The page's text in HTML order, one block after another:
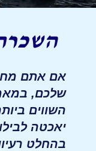
אם אתם
שלכם,
השווים
יאכטה
בהחלט